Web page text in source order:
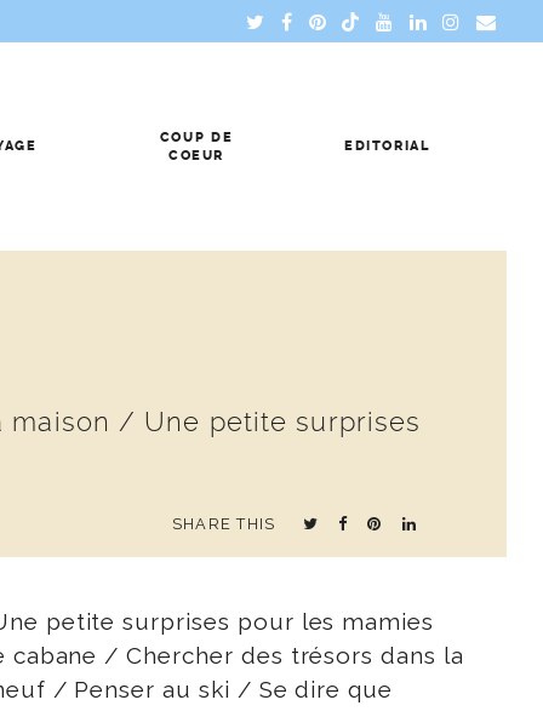
COUP DE
COEUR
EDITORIAL
/ Une petite surprises
SHARE THIS
petite surprises pour les mamies
/ Chercher des trésors dans la
/ Penser au ski / Se dire que